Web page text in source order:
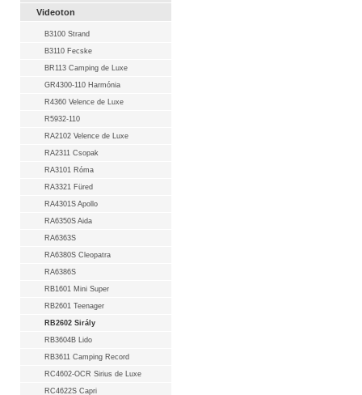
Videoton
B3100 Strand
B3110 Fecske
BR113 Camping de Luxe
GR4300-110 Harmónia
R4360 Velence de Luxe
R5932-110
RA2102 Velence de Luxe
RA2311 Csopak
RA3101 Róma
RA3321 Füred
RA4301S Apollo
RA6350S Aida
RA6363S
RA6380S Cleopatra
RA6386S
RB1601 Mini Super
RB2601 Teenager
RB2602 Sirály
RB3604B Lido
RB3611 Camping Record
RC4602-OCR Sirius de Luxe
RC4622S Capri